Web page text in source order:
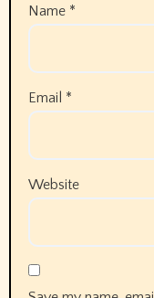
Name *
Email *
Website